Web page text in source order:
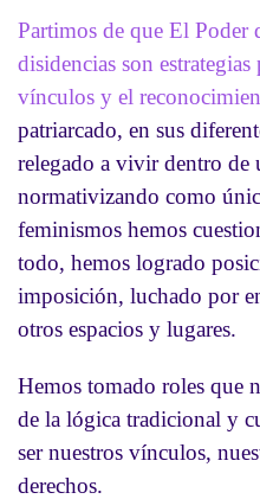
Partimos de que El Poder
disidencias son
vínculos y el
patriarcado, en sus
relegado a vivir dentro de
normativizando como
feminismos hemos
todo, hemos logrado
imposición, luchado por
otros espacios y lugares.
Hemos tomado roles que
de la lógica tradicional y
ser nuestros vínculos,
derechos.